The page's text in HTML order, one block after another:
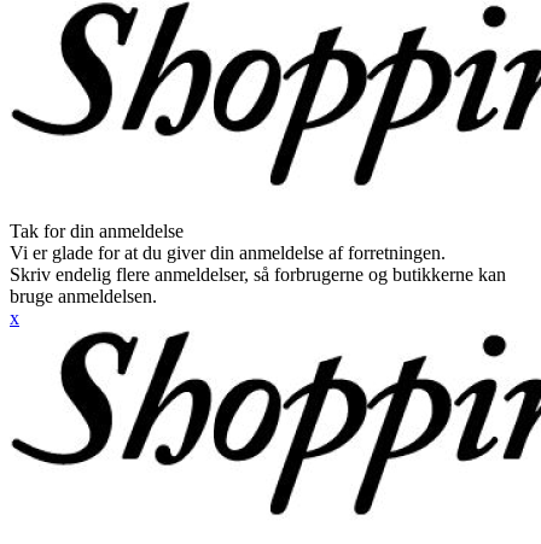
Tak for din anmeldelse
Vi er glade for at du giver din anmeldelse af forretningen.
Skriv endelig flere anmeldelser, så forbrugerne og butikkerne kan
bruge anmeldelsen.
x